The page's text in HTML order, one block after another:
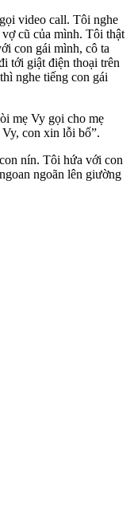
video call. Tôi nghe
cũ của mình. Tôi thật
con gái mình, cô ta
tới giật điện thoại trên
nghe tiếng con gái
mẹ Vy gọi cho mẹ
con xin lỗi bố”.
nín. Tôi hứa với con
ngoãn lên giường